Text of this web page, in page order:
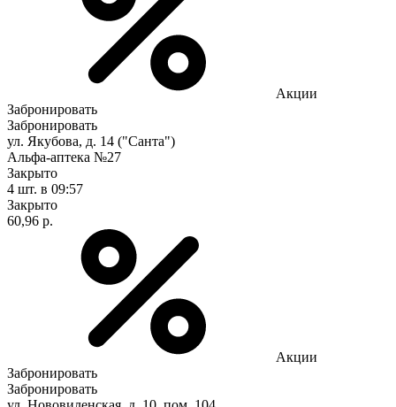
Акции
Забронировать
Забронировать
ул. Якубова, д. 14 ("Санта")
Альфа-аптека №27
Закрыто
4 шт. в 09:57
Закрыто
60,96 р.
Акции
Забронировать
Забронировать